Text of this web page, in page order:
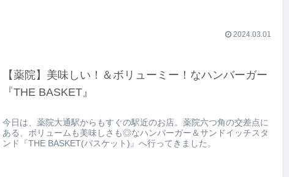
2024.03.01
【薬院】美味しい！＆ボリューミー！なハンバーガー
『THE BASKET』
今日は、薬院大通駅からもすぐの駅近のお店。薬院六つ角の交差点に
ある、ボリュームも美味しさも◎なハンバーガー＆サンドイッチスタ
ンド『THE BASKET(バスケット)』へ行ってきました。